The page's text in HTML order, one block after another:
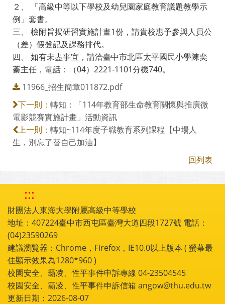
２、 「高級中等以下學校及幼兒園家庭教育議題教學示
例」套書。
三、 檢附旨揭研習實施計畫1份，請貴校惠予參與人員公
（差）假登記及課務排代。
四、 如有未盡事宜，請洽臺中市北區太平國民小學陳奕
蓁主任，電話：（04）2221-1101分機740。
11966_招生簡章011872.pdf
下一則： 轉知：「114年教育部生命教育關懷與推廣微
電影競賽實施計畫」活動資訊
上一則： 轉知~114年度子職教育系列課程【中場人
生，別忘了替自己加油】
回列表
:::
財團法人東海大學附屬高級中等學校
地址：407224臺中市西屯區臺灣大道四段1727號 電話：
(04)23590269
建議瀏覽器：Chrome，Firefox，IE10.0以上版本 ( 螢幕最
佳顯示效果為1280*960 )
校園安全、霸凌、性平事件申訴專線 04-23504545
校園安全、霸凌、性平事件申訴信箱 angow@thu.edu.tw
更新日期：2026-08-07